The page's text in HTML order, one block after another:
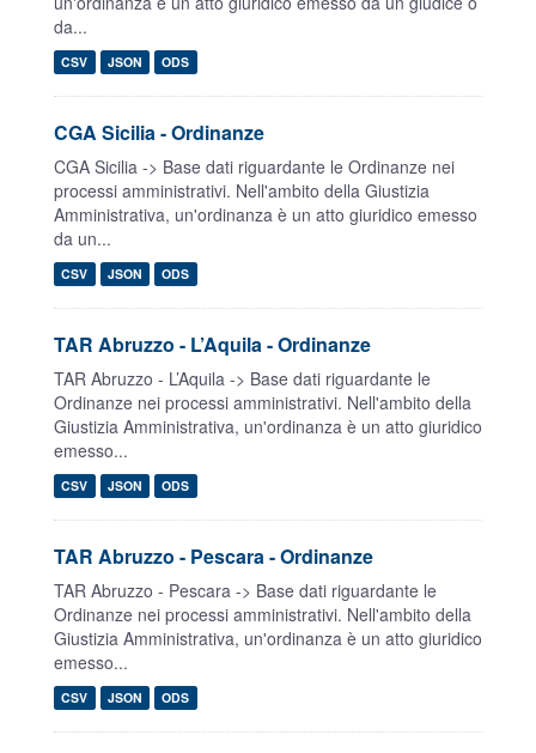
da...
CSV JSON ODS
CGA Sicilia - Ordinanze
CGA Sicilia -> Base dati riguardante le Ordinanze nei
processi amministrativi. Nell'ambito della Giustizia
Amministrativa, un'ordinanza è un atto giuridico emesso
da un...
CSV JSON ODS
TAR Abruzzo - L’Aquila - Ordinanze
TAR Abruzzo - L’Aquila -> Base dati riguardante le
Ordinanze nei processi amministrativi. Nell'ambito della
Giustizia Amministrativa, un'ordinanza è un atto giuridico
emesso...
CSV JSON ODS
TAR Abruzzo - Pescara - Ordinanze
TAR Abruzzo - Pescara -> Base dati riguardante le
Ordinanze nei processi amministrativi. Nell'ambito della
Giustizia Amministrativa, un'ordinanza è un atto giuridico
emesso...
CSV JSON ODS